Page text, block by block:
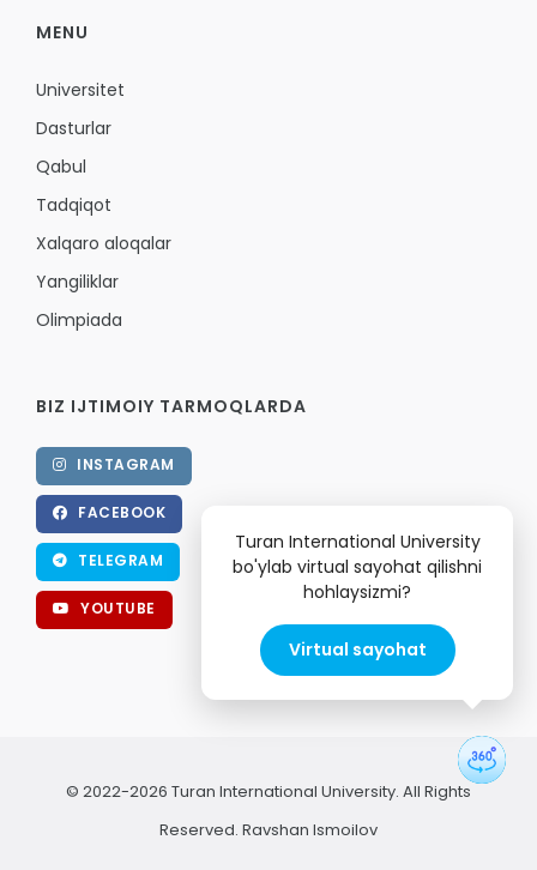
MENU
Universitet
Dasturlar
Qabul
Tadqiqot
Xalqaro aloqalar
Yangiliklar
Olimpiada
BIZ IJTIMOIY TARMOQLARDA
INSTAGRAM
FACEBOOK
TELEGRAM
YOUTUBE
© 2022-2026 Turan International University. All Rights
Reserved. Ravshan Ismoilov
Turan International University
bo'ylab virtual sayohat qilishni
hohlaysizmi?
Virtual sayohat